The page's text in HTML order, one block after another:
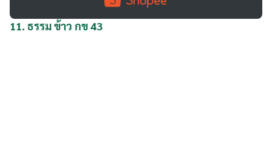
11. ธรรม ข้าว กข 43